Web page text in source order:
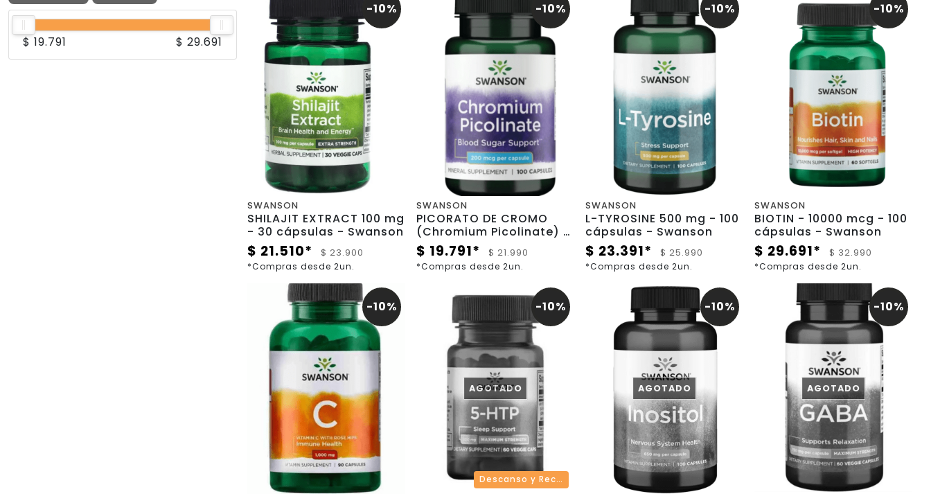
$ 19.791 $ 29.691
-10%
SWANSON
SHILAJIT EXTRACT 100 mg
- 30 cápsulas - Swanson
$ 21.510*
$ 23.900
*Compras desde 2un.
-10%
SWANSON
PICORATO DE CROMO
(Chromium Picolinate) -
200 mg - 100 cápsulas -
Swanson
$ 19.791*
$ 21.990
*Compras desde 2un.
-10%
SWANSON
L-TYROSINE 500 mg - 100
cápsulas - Swanson
$ 23.391*
$ 25.990
*Compras desde 2un.
-10%
SWANSON
BIOTIN - 10000 mcg - 100
cápsulas - Swanson
$ 29.691*
$ 32.990
*Compras desde 2un.
-10% -10%
AGOTADO
Descanso y Recuperación
-10%
AGOTADO
-10%
AGOTADO